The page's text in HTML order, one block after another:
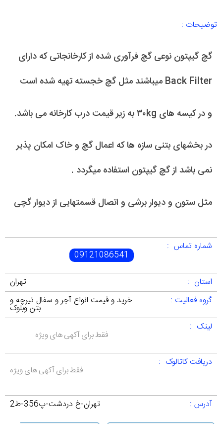
توضیحات :
گچ گیپتون نوعی گچ فرآوری شده از کارخانجاتی که دارای
Back Filter میباشند مثل گچ خجسته تهیه شده است
و در کیسه های ۳۰kg به زیر قیمت درب کارخانه می باشد.
در بخشهای بتنی سازه ها که اعمال گچ و خاک امکان پذیر
نمی باشد از گچ گیپتون استفاده میگردد .
مثل ستون و دیوار برشی و اتصال قسمتهایی از دیوار گچی
شماره تماس :
09121086541
استان :
تهران
گروه فعالیت :
خرید و قیمت انواع آجر و سفال تیرچه و
بتن وبلوک
لینک :
فقط برای آکهی های ویژه
دریافت کاتالوک :
فقط برای آکهی های ویژه
آدرس :
تهران-خ دردشت-پ356-ط2